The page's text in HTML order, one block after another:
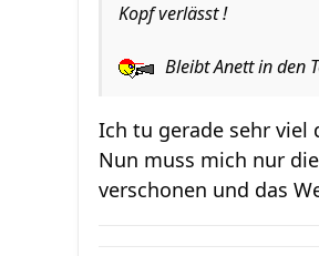
Kopf verlässt !
Bleibt Anett in den
Ich tu gerade sehr viel
Nun muss mich nur
verschonen und das